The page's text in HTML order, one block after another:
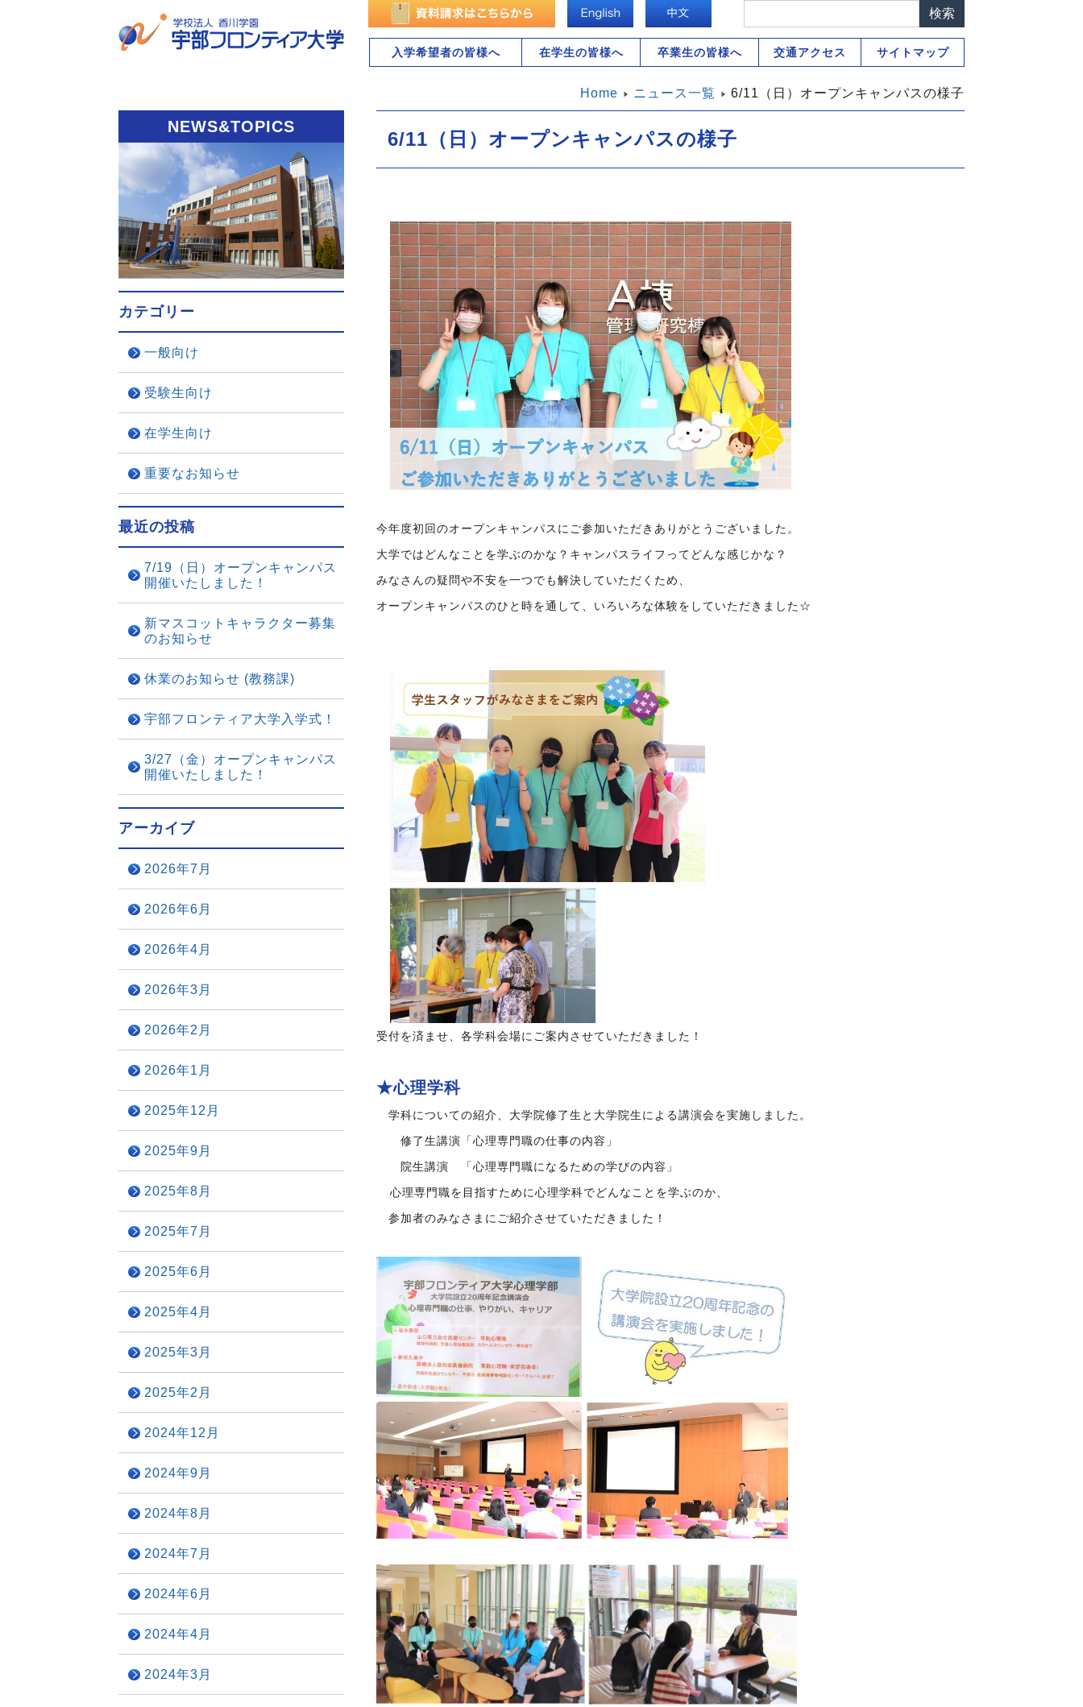
入学希望者の皆様へ 在学生の皆様へ 卒業生の皆様へ 交通アクセス サイトマップ
Home ニュース一覧 6/11（日）オープンキャンパスの様子
6/11（日）オープンキャンパスの様子
今年度初回のオープンキャンパスにご参加いただきありがとうございました。
大学ではどんなことを学ぶのかな？キャンパスライフってどんな感じかな？
みなさんの疑問や不安を一つでも解決していただくため、
オープンキャンパスのひと時を通して、いろいろな体験をしていただきました☆
受付を済ませ、各学科会場にご案内させていただきました！
★心理学科
学科についての紹介、大学院修了生と大学院生による講演会を実施しました。
修了生講演「心理専門職の仕事の内容」
院生講演 「心理専門職になるための学びの内容」
心理専門職を目指すために心理学科でどんなことを学ぶのか、
参加者のみなさまにご紹介させていただきました！
NEWS&TOPICS
カテゴリー
一般向け
受験生向け
在学生向け
重要なお知らせ
最近の投稿
7/19（日）オープンキャンパス
開催いたしました！
新マスコットキャラクター募集
のお知らせ
休業のお知らせ (教務課)
宇部フロンティア大学入学式！
3/27（金）オープンキャンパス
開催いたしました！
アーカイブ
2026年7月
2026年6月
2026年4月
2026年3月
2026年2月
2026年1月
2025年12月
2025年9月
2025年8月
2025年7月
2025年6月
2025年4月
2025年3月
2025年2月
2024年12月
2024年9月
2024年8月
2024年7月
2024年6月
2024年4月
2024年3月